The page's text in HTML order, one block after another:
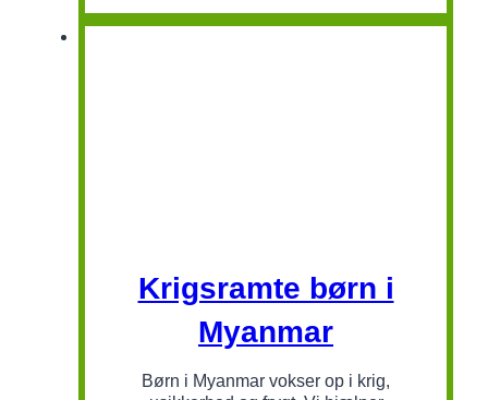
fred
i
Krigsramte børn i
Myanmar
Børn i Myanmar vokser op i krig,